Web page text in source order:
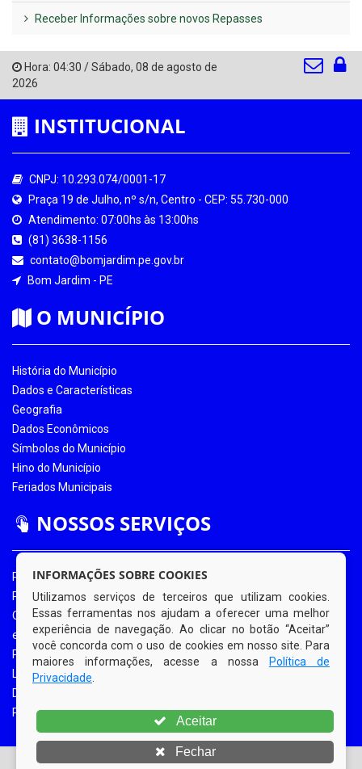
Receber Informações sobre novos Repasses
Hora: 04:30 /Sábado, 08 de agosto de
2026
INSTITUCIONAL
CNPJ: 10.293.074/0001-17
Praça 19 de Julho, nº s/n, Centro - CEP: 55.730-000
Atendimento: 07:00hs às 13:00hs
(81) 3638-1156
contato@bomjardim.pe.gov.br
Bom Jardim - PE
O MUNICÍPIO
História do Município
Dados e Características
Geografia
Dados Econômicos
Símbolos do Município
Hino do Município
Feriados Municipais
NOSSOS SERVIÇOS
Portal da Transparência
Portal da Transparência COVID-19
Ouvidoria Eletrônica
e-SIC
Processos de Licitação
Licitações em Andamento
Diário Oficial
Portal do Contribuinte
INFORMAÇÕES SOBRE COOKIES
Utilizamos serviços de terceiros que utilizam cookies.
Essas ferramentas nos ajudam a oferecer uma melhor
experiência de navegação. Ao clicar no botão “Aceitar”
você concorda com o uso de cookies em nosso site. Para
maiores informações, acesse a nossa
Política de
Privacidade
Aceitar
Fechar